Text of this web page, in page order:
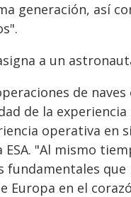
generación, así
a un
de
de la experiencia
operativa en
"Al mismo
fundamentales
Europa en el